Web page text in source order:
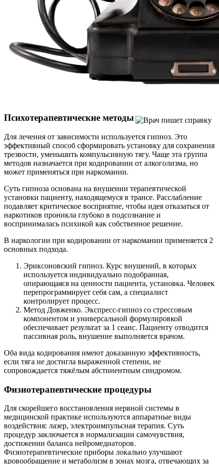
Психотерапевтические методы
Для лечения от зависимости используется гипноз. Это
эффективный способ сформировать установку для сохранения
трезвости, уменьшить компульсивную тягу. Чаще эта группа
методов назначается при кодировании от алкоголизма, но
может применяться при наркомании.
Суть гипноза основана на внушении терапевтической
установки пациенту, находящемуся в трансе. Расслабление
подавляет критическое восприятие, чтобы идея отказаться от
наркотиков проникла глубоко в подсознание и
воспринималась психикой как собственное решение.
В наркологии при кодировании от наркомании применяется 2
основных подхода.
Эриксоновский гипноз. Курс внушений, в которых
используется индивидуально подобранная,
опирающаяся на ценности пациента, установка. Человек
перепрограммирует себя сам, а специалист
контролирует процесс.
Метод Довженко. Экспресс-гипноз со стрессовым
компонентом и универсальной формулировкой
обеспечивает результат за 1 сеанс. Пациенту отводится
пассивная роль, внушение выполняется врачом.
Оба вида кодирования имеют доказанную эффективность,
если тяга не достигла выраженной степени, не
сопровождается тяжёлым абстинентным синдромом.
Физиотерапевтические процедуры
Для скорейшего восстановления нервной системы в
медицинской практике используются аппаратные виды
воздействия: лазер, электроимпульсная терапия. Суть
процедур заключается в нормализации самочувствия,
достижении баланса нейромедиаторов.
Физиотерапевтические приборы локально улучшают
кровообращение и метаболизм в зонах мозга, отвечающих за